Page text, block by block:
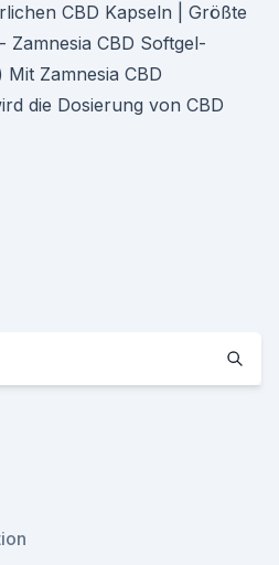
CBD Kapseln | Größte
Zamnesia CBD Softgel-
Zamnesia CBD
die Dosierung von CBD